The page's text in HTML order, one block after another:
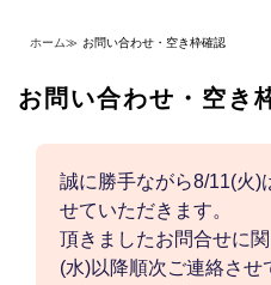
ホーム≫ お問い合わせ・空き枠確認
お問い合わせ・空き
誠に勝手ながら8/11(火)
せていただきます。
頂きましたお問合せに
(水)以降順次ご連絡させ